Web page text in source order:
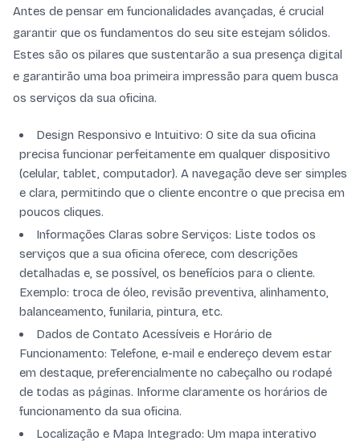
Antes de pensar em funcionalidades avançadas, é crucial
garantir que os fundamentos do seu site estejam sólidos.
Estes são os pilares que sustentarão a sua presença digital
e garantirão uma boa primeira impressão para quem busca
os serviços da sua oficina.
Design Responsivo e Intuitivo: O site da sua oficina
precisa funcionar perfeitamente em qualquer dispositivo
(celular, tablet, computador). A navegação deve ser simples
e clara, permitindo que o cliente encontre o que precisa em
poucos cliques.
Informações Claras sobre Serviços: Liste todos os
serviços que a sua oficina oferece, com descrições
detalhadas e, se possível, os benefícios para o cliente.
Exemplo: troca de óleo, revisão preventiva, alinhamento,
balanceamento, funilaria, pintura, etc.
Dados de Contato Acessíveis e Horário de
Funcionamento: Telefone, e-mail e endereço devem estar
em destaque, preferencialmente no cabeçalho ou rodapé
de todas as páginas. Informe claramente os horários de
funcionamento da sua oficina.
Localização e Mapa Integrado: Um mapa interativo